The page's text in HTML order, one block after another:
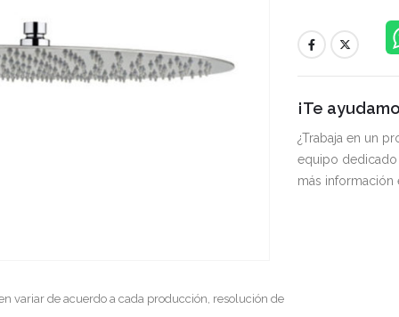
variar de acuerdo a cada producción, resolución de
¡Te
¿Trabaja en un
equipo dedicado
más información